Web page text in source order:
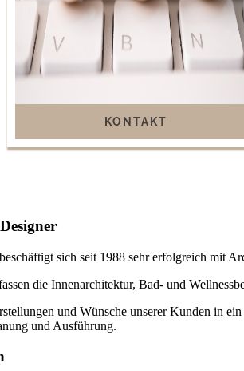
KONTAKT
sich seit 1988 sehr erfolgreich mit
die Innenarchitektur, Bad- und
und Wünsche unserer Kunden in
und Ausführung.